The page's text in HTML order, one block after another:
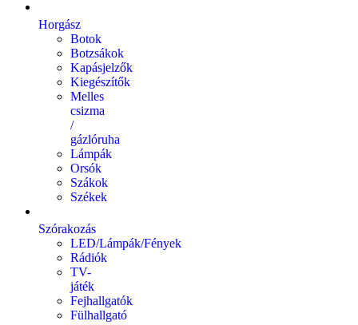
Horgász
Botok
Botzsákok
Kapásjelzők
Kiegészítők
Melles
csizma
/
gázlóruha
Lámpák
Orsók
Szákok
Székek
Szórakozás
LED/Lámpák/Fények
Rádiók
TV-
játék
Fejhallgatók
Fülhallgató